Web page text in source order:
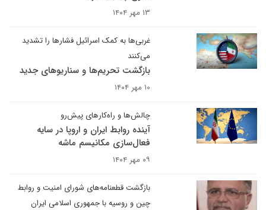
۱۳ مهر ۱۴۰۴
غربی‌ها به کمک اسرائیل فشارها را تشدید
می‌کنند
بازگشت تحریم‌ها و سناریوهای جدید
۱۰ مهر ۱۴۰۴
چالش‌ها و راه‌کارهای پیش‌رو
آینده روابط ایران و اروپا در سایه
فعال‌سازی مکانیسم ماشه
۰۹ مهر ۱۴۰۴
بازگشت قطعنامه‌های شورای امنیت و روابط
چین و روسیه با جمهوری اسلامی ایران